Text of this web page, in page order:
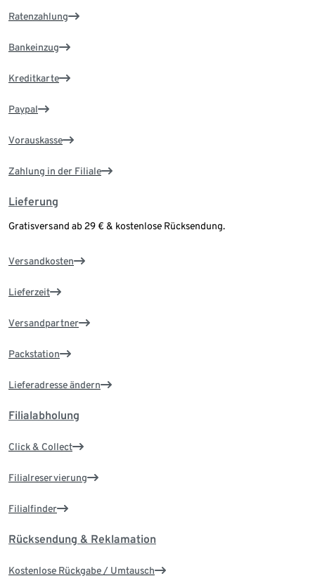
Ratenzahlung
Bankeinzug
Kreditkarte
Paypal
Vorauskasse
Zahlung in der Filiale
Lieferung
Gratisversand ab 29 € & kostenlose Rücksendung.
Versandkosten
Lieferzeit
Versandpartner
Packstation
Lieferadresse ändern
Filialabholung
Click & Collect
Filialreservierung
Filialfinder
Rücksendung & Reklamation
Kostenlose Rückgabe / Umtausch